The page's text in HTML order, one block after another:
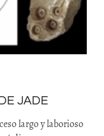
JADE
largo y laborioso